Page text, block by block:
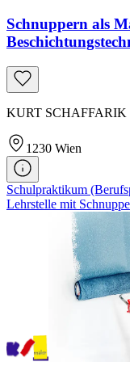
Schnuppern als
KURT SCHAFFARIK
1230 Wien
Schulpraktikum
Lehrstelle mit